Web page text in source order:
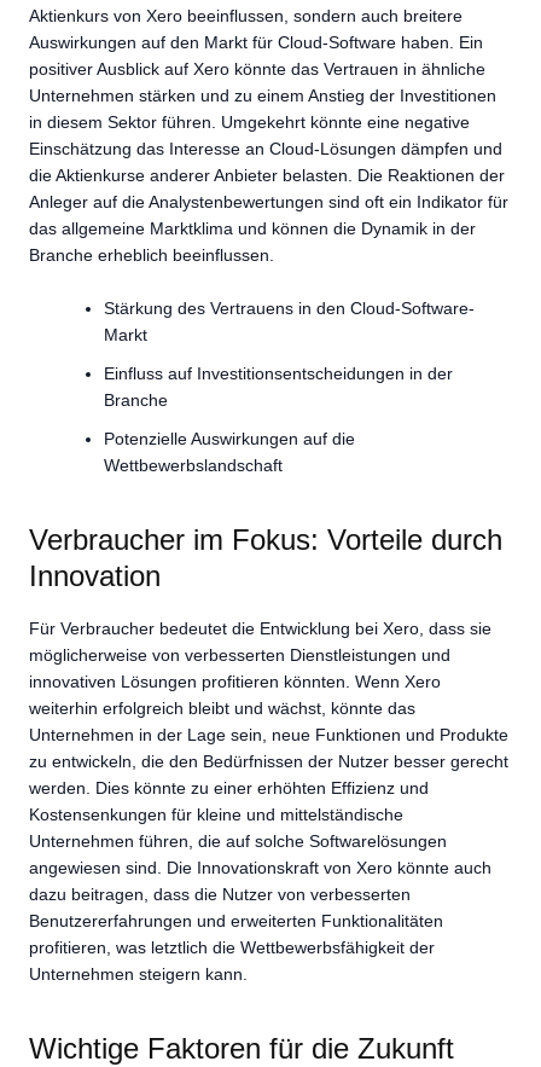
Aktienkurs von Xero beeinflussen, sondern auch breitere
Auswirkungen auf den Markt für Cloud-Software haben. Ein
positiver Ausblick auf Xero könnte das Vertrauen in ähnliche
Unternehmen stärken und zu einem Anstieg der Investitionen
in diesem Sektor führen. Umgekehrt könnte eine negative
Einschätzung das Interesse an Cloud-Lösungen dämpfen und
die Aktienkurse anderer Anbieter belasten. Die Reaktionen der
Anleger auf die Analystenbewertungen sind oft ein Indikator für
das allgemeine Marktklima und können die Dynamik in der
Branche erheblich beeinflussen.
Stärkung des Vertrauens in den Cloud-Software-
Markt
Einfluss auf Investitionsentscheidungen in der
Branche
Potenzielle Auswirkungen auf die
Wettbewerbslandschaft
Verbraucher im Fokus: Vorteile durch
Innovation
Für Verbraucher bedeutet die Entwicklung bei Xero, dass sie
möglicherweise von verbesserten Dienstleistungen und
innovativen Lösungen profitieren könnten. Wenn Xero
weiterhin erfolgreich bleibt und wächst, könnte das
Unternehmen in der Lage sein, neue Funktionen und Produkte
zu entwickeln, die den Bedürfnissen der Nutzer besser gerecht
werden. Dies könnte zu einer erhöhten Effizienz und
Kostensenkungen für kleine und mittelständische
Unternehmen führen, die auf solche Softwarelösungen
angewiesen sind. Die Innovationskraft von Xero könnte auch
dazu beitragen, dass die Nutzer von verbesserten
Benutzererfahrungen und erweiterten Funktionalitäten
profitieren, was letztlich die Wettbewerbsfähigkeit der
Unternehmen steigern kann.
Wichtige Faktoren für die Zukunft